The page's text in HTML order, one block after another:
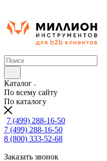
Каталог
По всему сайту
По каталогу
7 (499) 288-16-50
7 (499) 288-16-50
8 (800) 333-52-68
Заказать звонок